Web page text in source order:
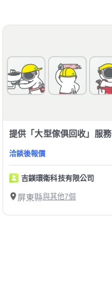
提供「大型傢俱回收」服務
洽談後報價
吉鎂環衛科技有限公司
屏東縣與其他7個